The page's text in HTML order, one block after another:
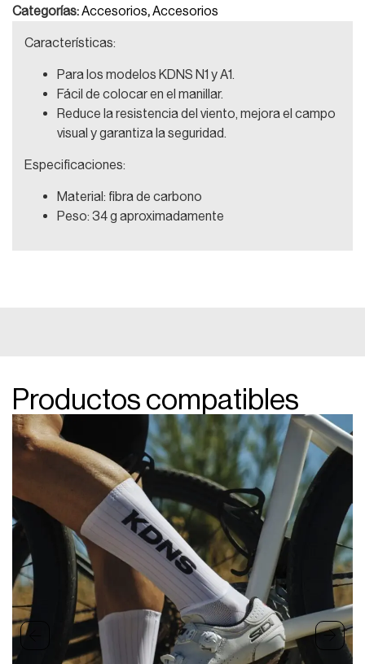
Categorías:Accesorios,Accesorios
Características:
Para los modelos KDNS N1 y A1.
Fácil de colocar en el manillar.
Reduce la resistencia del viento, mejora el campo
visual y garantiza la seguridad.
Especificaciones:
Material: fibra de carbono
Peso: 34 g aproximadamente
Productos compatibles